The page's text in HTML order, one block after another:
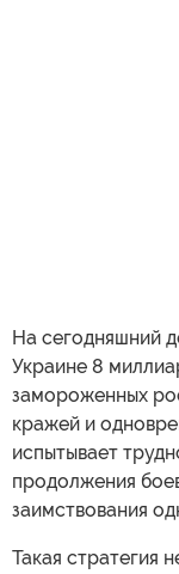
На сегодняшний
Украине 8
замороженных
кражей и
испытывает
продолжения
заимствования
Такая стратегия